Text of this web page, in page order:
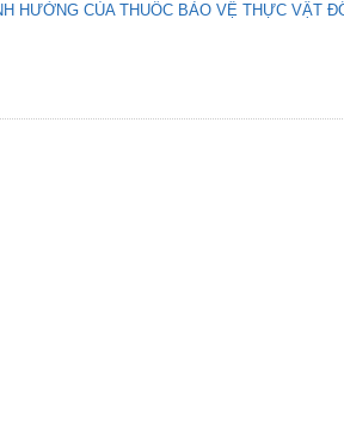
HƯỞNG CỦA THUỐC BẢO VỆ THỰC VẬT